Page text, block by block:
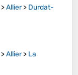
>Allier> Durdat-
>Allier> La